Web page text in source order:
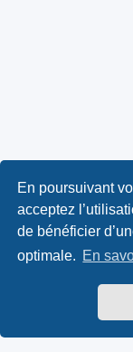
En poursuivant
acceptez
de bénéficier
optimale. En